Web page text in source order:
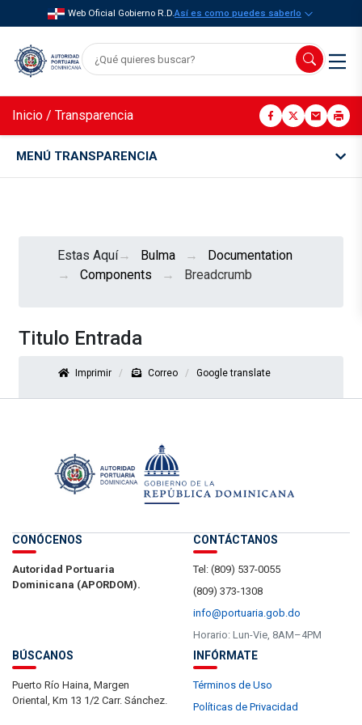
Web Oficial Gobierno R.D.Así es como puedes saberlo
Inicio / Transparencia
MENÚ TRANSPARENCIA
Estas Aquí Bulma
Documentation
Components
Breadcrumb
Titulo Entrada
Imprimir Correo Google translate
CONÓCENOS
Autoridad Portuaria
Dominicana (APORDOM).
CONTÁCTANOS
Tel: (809) 537-0055
(809) 373-1308
info@portuaria.gob.do
Horario: Lun-Vie, 8AM–4PM
BÚSCANOS
Puerto Río Haina, Margen
Oriental, Km 13 1/2 Carr. Sánchez.
INFÓRMATE
Términos de Uso
Políticas de Privacidad